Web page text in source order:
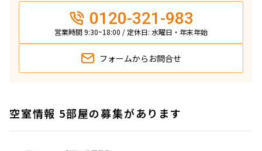
0120-321-983
営業時間 9:30~18:00 / 定休日: 水曜日・年末年始
フォームから お問合せ
空室情報 5部屋の募集があります